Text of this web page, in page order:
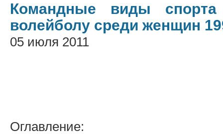
Командные виды спорта
волейболу среди женщин
05 июля 2011
Оглавление: